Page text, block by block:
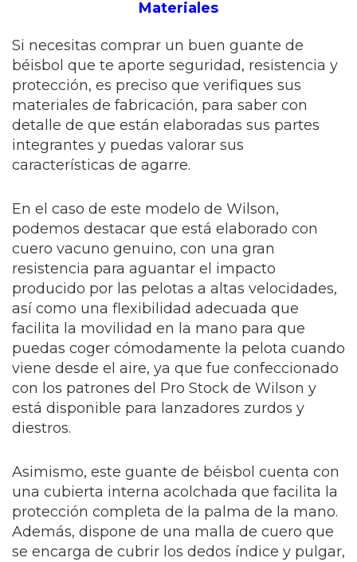
Materiales
Si necesitas comprar un buen guante de
béisbol que te aporte seguridad, resistencia y
protección, es preciso que verifiques sus
materiales de fabricación, para saber con
detalle de que están elaboradas sus partes
integrantes y puedas valorar sus
características de agarre.
En el caso de este modelo de Wilson,
podemos destacar que está elaborado con
cuero vacuno genuino, con una gran
resistencia para aguantar el impacto
producido por las pelotas a altas velocidades,
así como una flexibilidad adecuada que
facilita la movilidad en la mano para que
puedas coger cómodamente la pelota cuando
viene desde el aire, ya que fue confeccionado
con los patrones del Pro Stock de Wilson y
está disponible para lanzadores zurdos y
diestros.
Asimismo, este guante de béisbol cuenta con
una cubierta interna acolchada que facilita la
protección completa de la palma de la mano.
Además, dispone de una malla de cuero que
se encarga de cubrir los dedos índice y pulgar,